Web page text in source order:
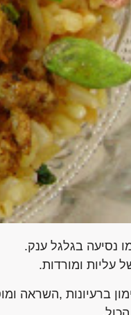
נסיעה בגלגל ענק.
עליות ומורדות.
ברעיונות ,השראה